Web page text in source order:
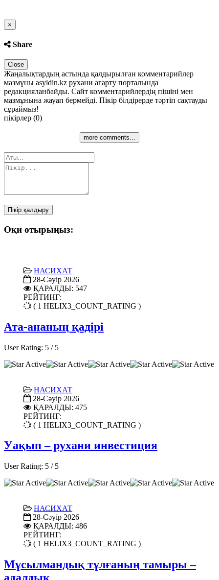
×
Share
Close
Жаңалықтардың астында қалдырылған комментарийлер
мазмұны asyldin.kz рухани ағарту порталында
редакцияланбайды. Сайт комментарийлердің пішіні мен
мазмұнына жауап бермейді. Пікір білдірерде тәртіп сақтауды
сұраймыз!
пікірлер (0)
more comments...
Пікір қалдыру
Оқи отырыңыз:
НАСИХАТ
28-Сәуір 2026
ҚАРАЛДЫ: 547
РЕЙТИНГ:
( 1 HELIX3_COUNT_RATING )
Ата-ананың қадірі
User Rating: 5 / 5
НАСИХАТ
28-Сәуір 2026
ҚАРАЛДЫ: 475
РЕЙТИНГ:
( 1 HELIX3_COUNT_RATING )
Уақып – рухани инвестиция
User Rating: 5 / 5
НАСИХАТ
28-Сәуір 2026
ҚАРАЛДЫ: 486
РЕЙТИНГ:
( 1 HELIX3_COUNT_RATING )
Мұсылмандық тұлғаның тамыры –